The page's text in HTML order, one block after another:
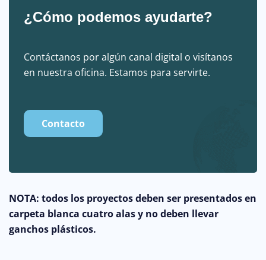
¿Cómo podemos ayudarte?
Contáctanos por algún canal digital o visítanos
en nuestra oficina. Estamos para servirte.
Contacto
NOTA: todos los proyectos deben ser presentados en
carpeta blanca cuatro alas y no deben llevar
ganchos plásticos.